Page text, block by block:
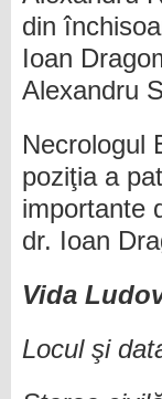
din
Ioan
Alexandru
Necrologul
poziţia a
importante
dr. Ioan
Vida
Locul şi